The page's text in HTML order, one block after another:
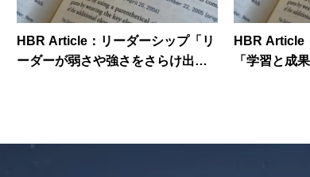
HBR Article：リーダーシップ「リ
ーダーが弱さや強さをさらけ出す
HBR Article
「学習と成